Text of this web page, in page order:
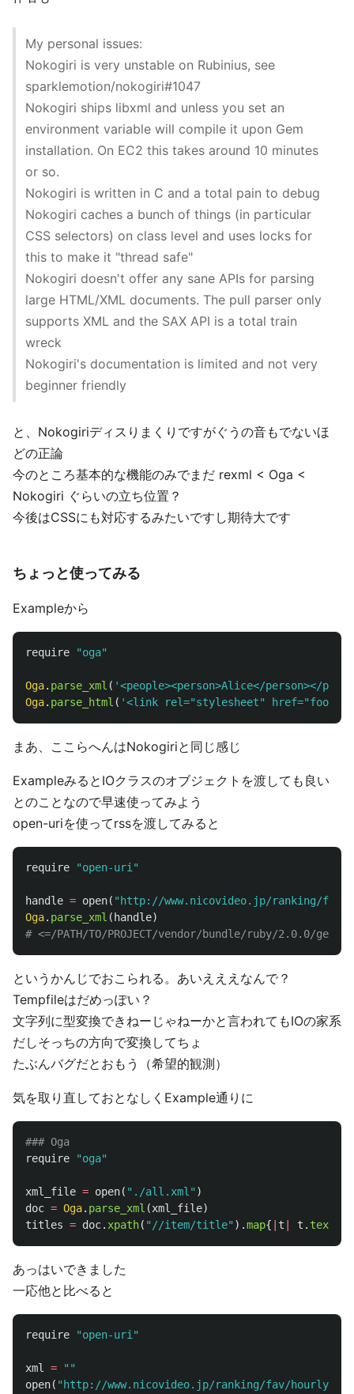
My personal issues:
Nokogiri is very unstable on Rubinius, see
sparklemotion/nokogiri#1047
Nokogiri ships libxml and unless you set an
environment variable will compile it upon Gem
installation. On EC2 this takes around 10 minutes
or so.
Nokogiri is written in C and a total pain to debug
Nokogiri caches a bunch of things (in particular
CSS selectors) on class level and uses locks for
this to make it "thread safe"
Nokogiri doesn't offer any sane APIs for parsing
large HTML/XML documents. The pull parser only
supports XML and the SAX API is a total train
wreck
Nokogiri's documentation is limited and not very
beginner friendly
と、Nokogiriディスりまくりですがぐうの音もでないほ
どの正論
今のところ基本的な機能のみでまだ rexml < Oga <
Nokogiri ぐらいの立ち位置？
今後はCSSにも対応するみたいですし期待大です
ちょっと使ってみる
Exampleから
require "oga"
Oga. parse_xml ( '<people><person>Alice</person></
Oga. parse_html ( '<link rel="stylesheet"
まあ、ここらへんはNokogiriと同じ感じ
ExampleみるとIOクラスのオブジェクトを渡しても良い
とのことなので早速使ってみよう
open-uriを使ってrssを渡してみると
require "open-uri"
handle = open( "http://www.nicovideo.jp/ranking/
Oga. parse_xml ( handle)
# <=/PATH/TO/PROJECT/vendor/bundle/ruby/
というかんじでおこられる。あいえええなんで？
Tempfileはだめっぽい？
文字列に型変換できねーじゃねーかと言われてもIOの家系
だしそっちの方向で変換してちょ
たぶんバグだとおもう（希望的観測）
気を取り直しておとなしくExample通りに
### Oga
require
"oga"
xml_file = open( "./all.xml" )
doc = Oga. parse_xml (xml_file)
titles = doc. xpath( "//item/title" ).map{ t t . text
あっはいできました
一応他と比べると
require "open-uri"
xml =
""
open( "http://www.nicovideo.jp/ranking/fav/hourly/